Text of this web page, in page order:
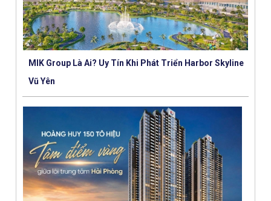
MIK Group Là Ai? Uy Tín Khi Phát Triển Harbor Skyline
Vũ Yên